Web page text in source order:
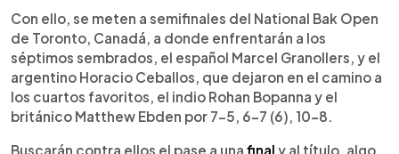
Con ello, se meten a semifinales del National Bak Open
de Toronto, Canadá, a donde enfrentarán a los
séptimos sembrados, el español Marcel Granollers, y el
argentino Horacio Ceballos, que dejaron en el camino a
los cuartos favoritos, el indio Rohan Bopanna y el
británico Matthew Ebden por 7-5, 6-7 (6), 10-8.
Buscarán contra ellos el pase a una final y al título, algo